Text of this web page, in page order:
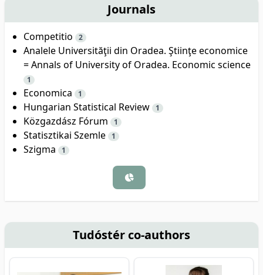
Journals
Competitio 2
Analele Universităţii din Oradea. Ştiinţe economice
= Annals of University of Oradea. Economic science
1
Economica 1
Hungarian Statistical Review 1
Közgazdász Fórum 1
Statisztikai Szemle 1
Szigma 1
Tudóstér co-authors